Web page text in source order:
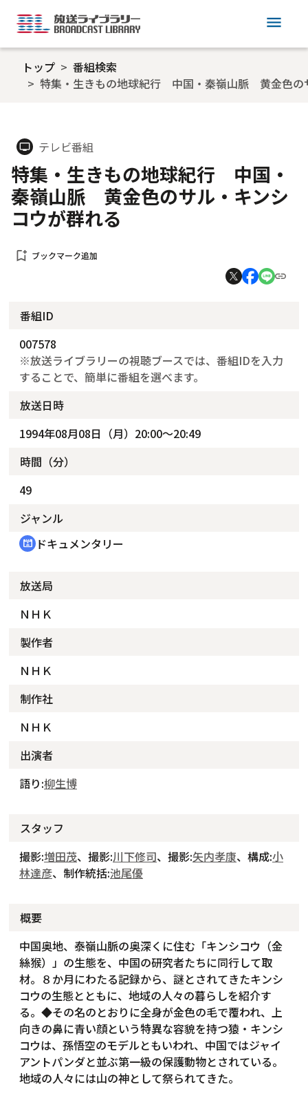
menu
トップ
番組検索
特集・生きもの地球紀行 中国・秦嶺山脈 黄金色の
tv テレビ番組
特集・生きもの地球紀行 中国・
秦嶺山脈 黄金色のサル・キンシ
コウが群れる
bookmark_add ブックマーク追加
番組ID
007578
※放送ライブラリーの視聴ブースでは、番組IDを入力
することで、簡単に番組を選べます。
放送日時
1994年08月08日（月）20:00～20:49
時間（分）
49
ジャンル
cinematic_blur ドキュメンタリー
放送局
ＮＨＫ
製作者
ＮＨＫ
制作社
ＮＨＫ
出演者
語り:柳生博
スタッフ
撮影:増田茂、撮影:川下修司、撮影:矢内孝康、構成:小
林達彦、制作統括:池尾優
概要
中国奥地、泰嶺山脈の奥深くに住む「キンシコウ（金
絲猴）」の生態を、中国の研究者たちに同行して取
材。８か月にわたる記録から、謎とされてきたキンシ
コウの生態とともに、地域の人々の暮らしを紹介す
る。◆その名のとおりに全身が金色の毛で覆われ、上
向きの鼻に青い顔という特異な容貌を持つ猿・キンシ
コウは、孫悟空のモデルともいわれ、中国ではジャイ
アントパンダと並ぶ第一級の保護動物とされている。
地域の人々には山の神として祭られてきた。